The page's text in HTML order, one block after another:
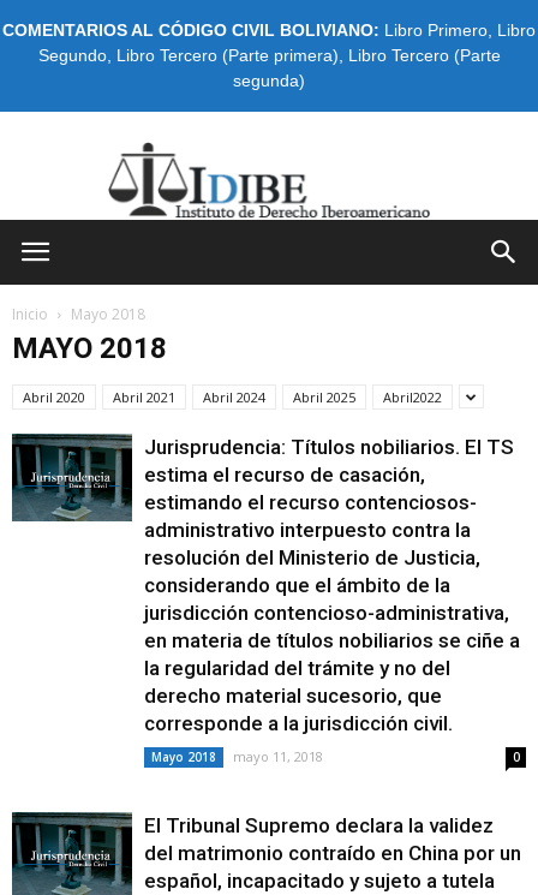
COMENTARIOS AL CÓDIGO CIVIL BOLIVIANO: Libro Primero Libro
Segundo, Libro Tercero (Parte primera)
Libro Tercero (Parte
segunda)
Inicio Mayo 2018
MAYO 2018
Abril 2020 Abril 2021 Abril 2024 Abril 2025 Abril2022
Jurisprudencia: Títulos nobiliarios. El TS
estima el recurso de casación,
estimando el recurso contenciosos-
administrativo interpuesto contra la
resolución del Ministerio de Justicia,
considerando que el ámbito de la
jurisdicción contencioso-administrativa,
en materia de títulos nobiliarios se ciñe a
la regularidad del trámite y no del
derecho material sucesorio, que
corresponde a la jurisdicción civil.
Mayo 2018 mayo 11, 2018 0
El Tribunal Supremo declara la validez
del matrimonio contraído en China por un
español, incapacitado y sujeto a tutela